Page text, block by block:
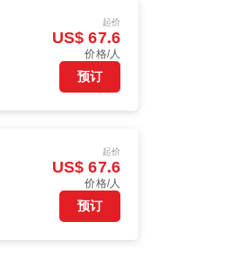
起价
US$ 67.6
价格/人
预订
起价
US$ 67.6
价格/人
预订